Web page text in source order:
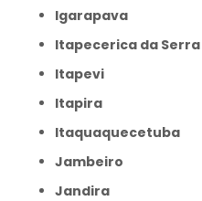
Igarapava
Itapecerica da Serra
Itapevi
Itapira
Itaquaquecetuba
Jambeiro
Jandira